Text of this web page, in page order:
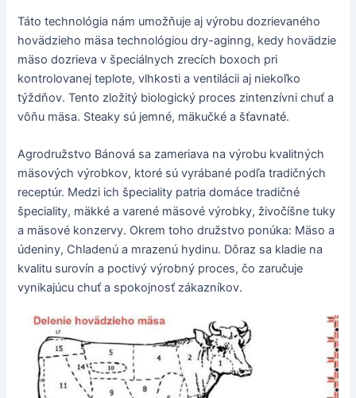
Táto technológia nám umožňuje aj výrobu dozrievaného
hovädzieho mäsa technológiou dry-aginng, kedy hovädzie
mäso dozrieva v špeciálnych zrecích boxoch pri
kontrolovanej teplote, vlhkosti a ventilácii aj niekoľko
týždňov. Tento zložitý biologický proces zintenzívni chuť a
vôňu mäsa. Steaky sú jemné, mäkučké a šťavnaté.
Agrodružstvo Bánová sa zameriava na výrobu kvalitných
mäsových výrobkov, ktoré sú vyrábané podľa tradičných
receptúr. Medzi ich špeciality patria domáce tradičné
špeciality, mäkké a varené mäsové výrobky, živočíšne tuky
a mäsové konzervy. Okrem toho družstvo ponúka: Mäso a
údeniny, Chladenú a mrazenú hydinu. Dôraz sa kladie na
kvalitu surovín a poctivý výrobný proces, čo zaručuje
vynikajúcu chuť a spokojnosť zákazníkov.